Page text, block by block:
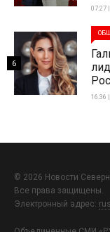
07:27
16:36
6
© 2026 Новости
Все права защищены.
Электронный адрес: